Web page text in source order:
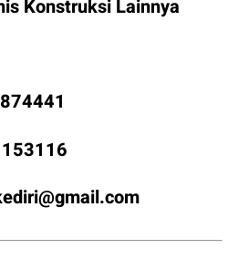
Konstruksi Lainnya